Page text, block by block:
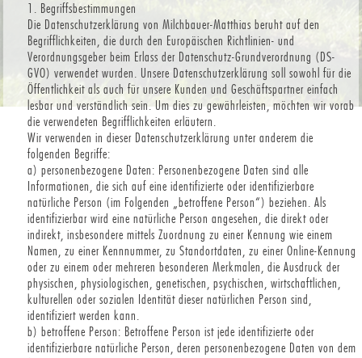
1. Begriffsbestimmungen
Die Datenschutzerklärung von Milchbauer-Matthias beruht auf den
Begrifflichkeiten, die durch den Europäischen Richtlinien- und
Verordnungsgeber beim Erlass der Datenschutz-Grundverordnung (DS-
GVO) verwendet wurden. Unsere Datenschutzerklärung soll sowohl für die
Öffentlichkeit als auch für unsere Kunden und Geschäftspartner einfach
lesbar und verständlich sein. Um dies zu gewährleisten, möchten wir vorab
die verwendeten Begrifflichkeiten erläutern.
Wir verwenden in dieser Datenschutzerklärung unter anderem die
folgenden Begriffe:
a) personenbezogene Daten: Personenbezogene Daten sind alle
Informationen, die sich auf eine identifizierte oder identifizierbare
natürliche Person (im Folgenden „betroffene Person“) beziehen. Als
identifizierbar wird eine natürliche Person angesehen, die direkt oder
indirekt, insbesondere mittels Zuordnung zu einer Kennung wie einem
Namen, zu einer Kennnummer, zu Standortdaten, zu einer Online-Kennung
oder zu einem oder mehreren besonderen Merkmalen, die Ausdruck der
physischen, physiologischen, genetischen, psychischen, wirtschaftlichen,
kulturellen oder sozialen Identität dieser natürlichen Person sind,
identifiziert werden kann.
b) betroffene Person: Betroffene Person ist jede identifizierte oder
identifizierbare natürliche Person, deren personenbezogene Daten von dem